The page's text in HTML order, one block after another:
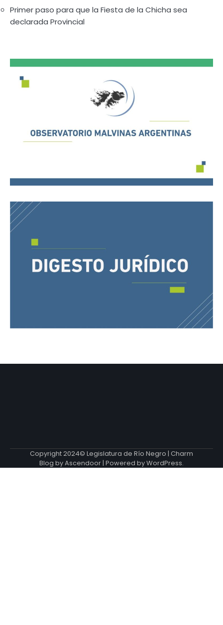
Primer paso para que la Fiesta de la Chicha sea
declarada Provincial
Copyright 2024© Legislatura de Río Negro | Charm
Blog byAscendoor | Powered byWordPress.